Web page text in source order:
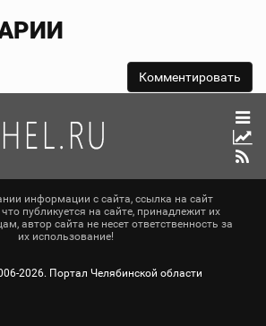
информации с сайта, ссылка на сайт
публикуется на сайте, принадлежит их
автор сайта не несет ответственность за
их использование!
2026. Портал Челябинской области